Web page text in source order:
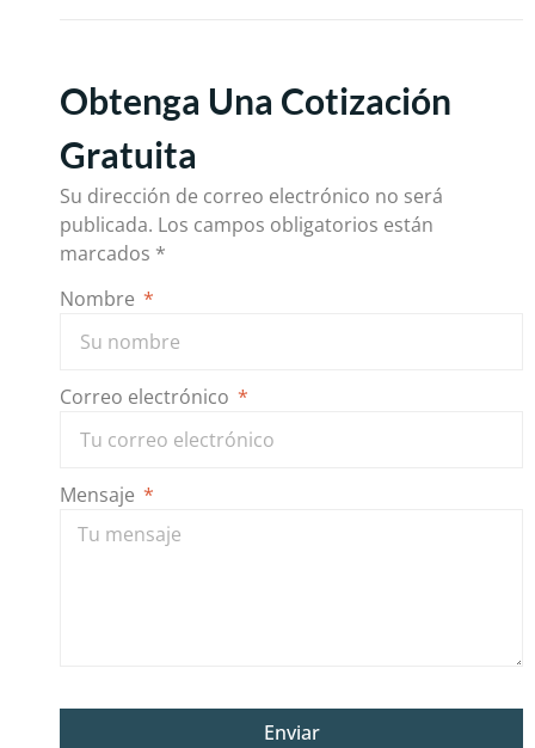
Obtenga Una Cotización
Gratuita
Su dirección de correo electrónico no será
publicada. Los campos obligatorios están
marcados *
Nombre
Correo electrónico
Mensaje
Enviar